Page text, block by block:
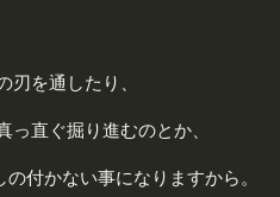
刃を通したり、
直ぐ掘り進むのとか、
付かない事になりますから。